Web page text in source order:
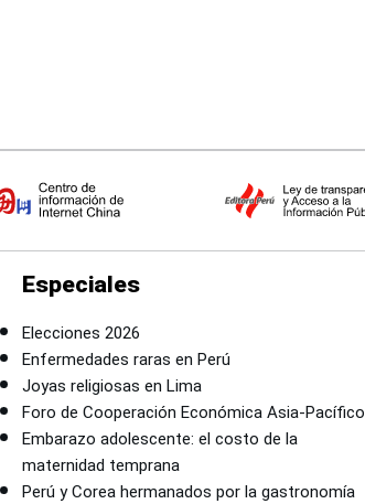
Especiales
Elecciones 2026
Enfermedades raras en Perú
Joyas religiosas en Lima
Foro de Cooperación Económica Asia-Pacífico
Embarazo adolescente: el costo de la
maternidad temprana
Perú y Corea hermanados por la gastronomía